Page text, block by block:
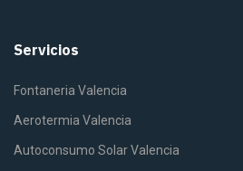
Servicios
Fontaneria Valencia
Aerotermia Valencia
Autoconsumo Solar Valencia